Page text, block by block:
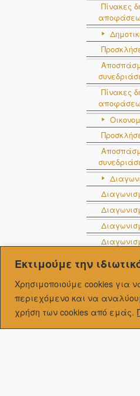
Εκτιμούμε την
Χρησιμοποιούμε cookies για
περιεχόμενο και να
χρήση των cookies από εμάς.
Πίνακες
Πίνακες
Μηνιαίες
Ετήσιοι
Ισολογισμοί
Στοχοθεσία